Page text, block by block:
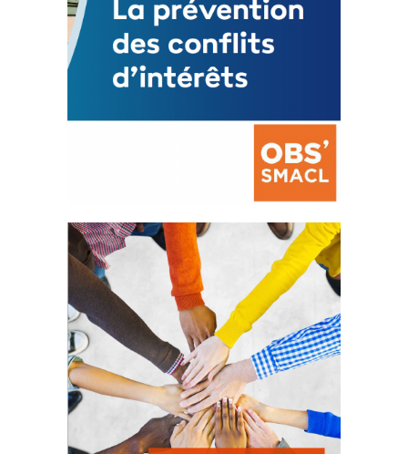
La prévention des conflits
d’intérêts
18 septembre 2023
FEUILLETER